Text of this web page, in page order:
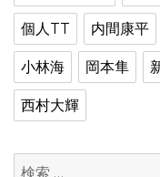
個人TT 内間康平
小林海 岡本隼
西村大輝
検